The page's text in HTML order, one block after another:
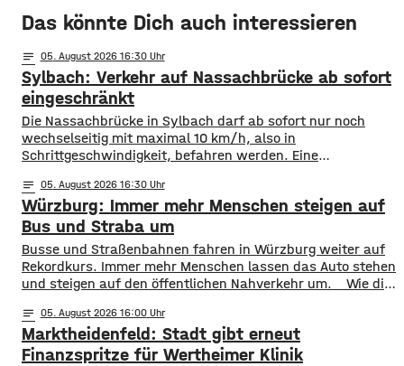
Das könnte Dich auch interessieren
notes 05. August 2026 16:30
Sylbach: Verkehr auf Nassachbrücke ab sofort
eingeschränkt
Die Nassachbrücke in Sylbach darf ab sofort nur noch
wechselseitig mit maximal 10 km/h, also in
Schrittgeschwindigkeit, befahren werden. Eine
Landratsamt am Mittwochnachmittag veröffentlicht.
Hintergrund ist das der Schwerlastverkehr aufgrund der
kurzfristigen Sperrung der Nassachbrücke in Haßfurt
deutlich zugenommen hat. Durch die Begrenzung der
Höchstgeschwindigkeit soll das über 50 Jahre
notes 05. August 2026 16:30
Würzburg: Immer mehr Menschen steigen auf
Bus und Straba um
​​Busse und Straßenbahnen fahren in Würzburg weiter auf
Rekordkurs. Immer mehr Menschen lassen das Auto stehen
und steigen auf den öffentlichen Nahverkehr um. ​Wie die
so viele Fahrgäste transportiert wie nie zuvor. Insgesamt
waren knapp 18 Millionen Menschen im öffentlichen
Nahverkehr unterwegs. ​Besonders deutlich zeigt sich
notes 05. August 2026 16:00
Marktheidenfeld: Stadt gibt erneut
Finanzspritze für Wertheimer Klinik